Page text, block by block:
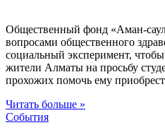
Общественный фонд «Аман-
вопросами общественного
социальный эксперимент,
жители Алматы на просьбу
прохожих помочь ему
Читать больше »
События